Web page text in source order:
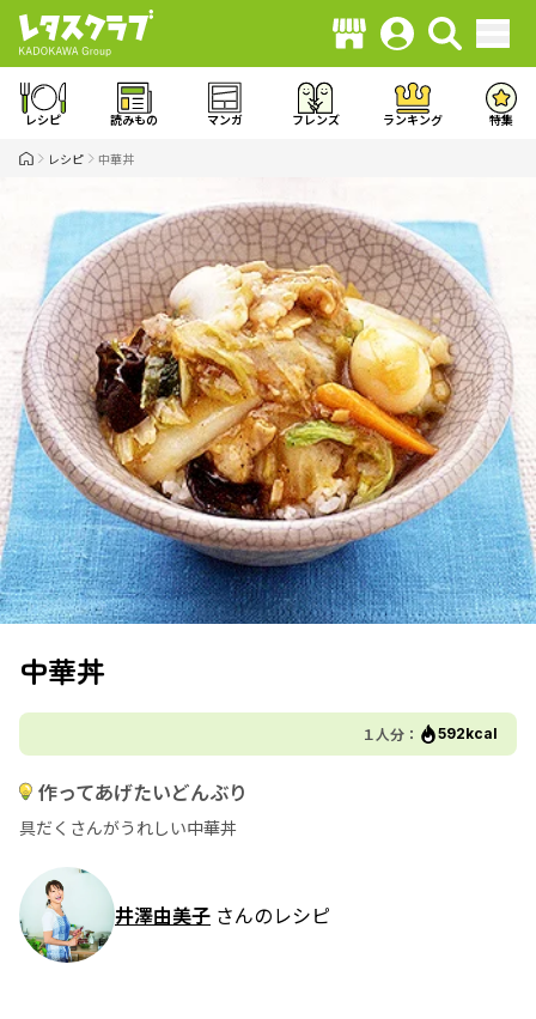
レシピ 読みもの マンガ フレンズ ランキング 特集
レシピ 中華丼
中華丼
１人分： 592kcal
作ってあげたいどんぶり
具だくさんがうれしい中華丼
井澤由美子 さんのレシピ